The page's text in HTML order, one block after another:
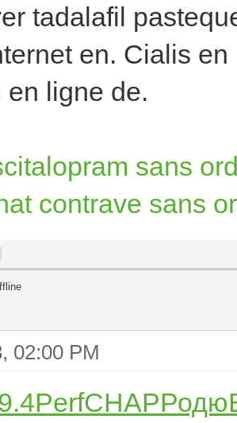
tadalafil
en. Cialis
en ligne de.
sans
contrave sans
02:00 PM
PerfCHAPРодю